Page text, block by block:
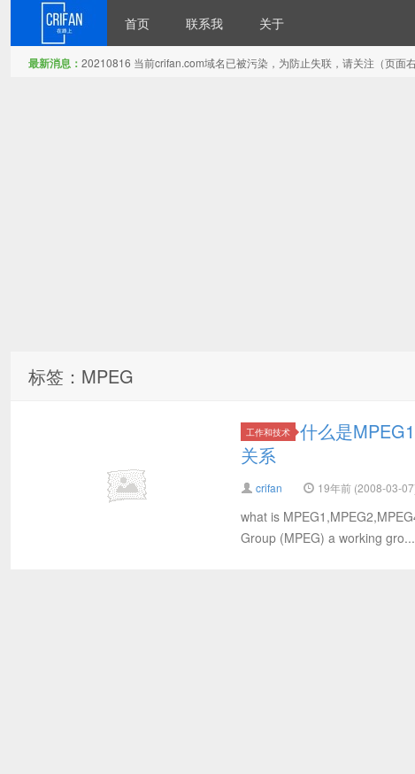
首页 联系我 关于
最新消息： 20210816 当前crifan.com域名已被污染，为防止失联，请关注（页面
标签：MPEG
工作和技术
什么是
关系
crifan 19年前 (2008-03-
what is
Group (MPEG) a working gro...